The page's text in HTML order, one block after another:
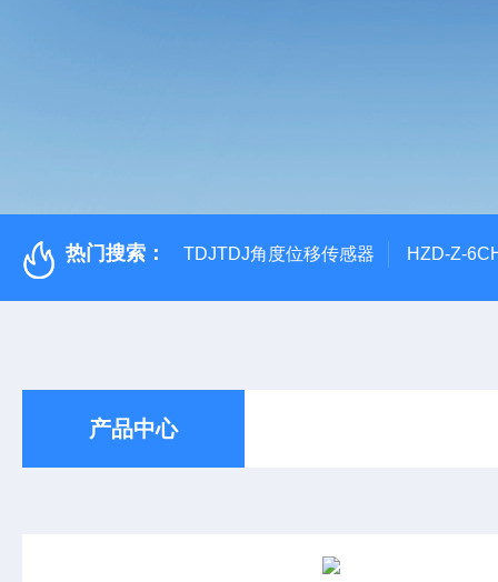
热门搜索： TDJTDJ角度位移传感器 HZD-Z-
产品中心